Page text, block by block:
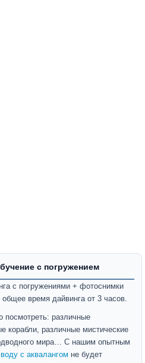
с погружением
с погружениями + фотоснимки
время дайвинга от 3 часов.
посмотреть: различные
корабли, различные мистические
мира… С нашим опытным
с аквалангом не будет